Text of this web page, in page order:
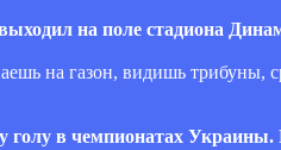
на поле стадиона
на газон, видишь
голу в чемпионатах